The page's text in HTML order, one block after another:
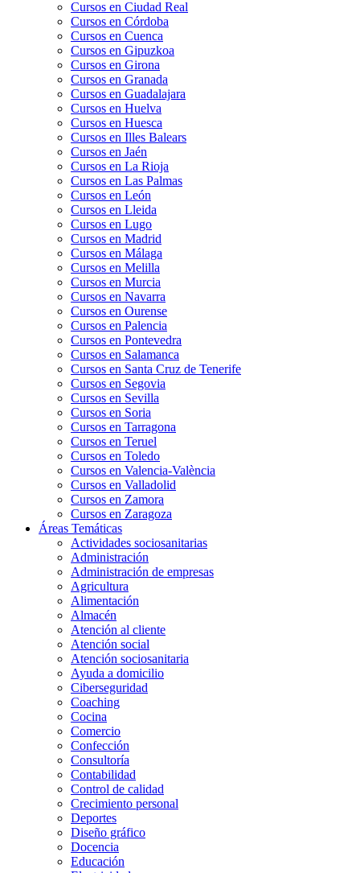
Cursos en Ciudad Real
Cursos en Córdoba
Cursos en Cuenca
Cursos en Gipuzkoa
Cursos en Girona
Cursos en Granada
Cursos en Guadalajara
Cursos en Huelva
Cursos en Huesca
Cursos en Illes Balears
Cursos en Jaén
Cursos en La Rioja
Cursos en Las Palmas
Cursos en León
Cursos en Lleida
Cursos en Lugo
Cursos en Madrid
Cursos en Málaga
Cursos en Melilla
Cursos en Murcia
Cursos en Navarra
Cursos en Ourense
Cursos en Palencia
Cursos en Pontevedra
Cursos en Salamanca
Cursos en Santa Cruz de Tenerife
Cursos en Segovia
Cursos en Sevilla
Cursos en Soria
Cursos en Tarragona
Cursos en Teruel
Cursos en Toledo
Cursos en Valencia-València
Cursos en Valladolid
Cursos en Zamora
Cursos en Zaragoza
Áreas Temáticas
Actividades sociosanitarias
Administración
Administración de empresas
Agricultura
Alimentación
Almacén
Atención al cliente
Atención social
Atención sociosanitaria
Ayuda a domicilio
Ciberseguridad
Coaching
Cocina
Comercio
Confección
Consultoría
Contabilidad
Control de calidad
Crecimiento personal
Deportes
Diseño gráfico
Docencia
Educación